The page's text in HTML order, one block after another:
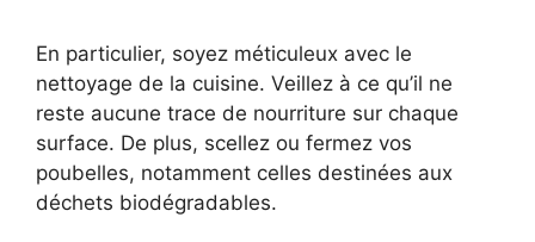
En particulier, soyez méticuleux avec le
nettoyage de la cuisine. Veillez à ce qu’il ne
reste aucune trace de nourriture sur chaque
surface. De plus, scellez ou fermez vos
poubelles, notamment celles destinées aux
déchets biodégradables.